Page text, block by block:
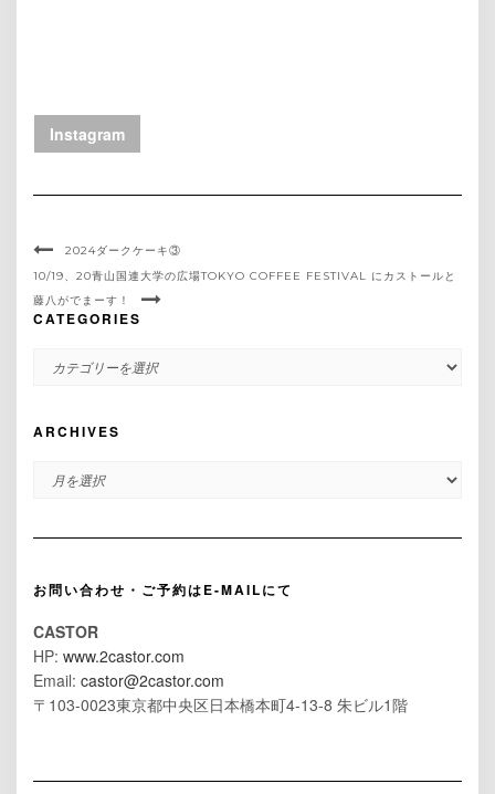
Instagram
2024ダークケーキ③
10/19、20青山国連大学の広場TOKYO COFFEE FESTIVAL にカストールと
藤八がでまーす！
CATEGORIES
CATEGORIES
ARCHIVES
ARCHIVES
お問い合わせ・ご予約はE-MAILにて
CASTOR
HP: www.2castor.com
Email: castor@2castor.com
〒103-0023東京都中央区日本橋本町4-13-8 朱ビル1階